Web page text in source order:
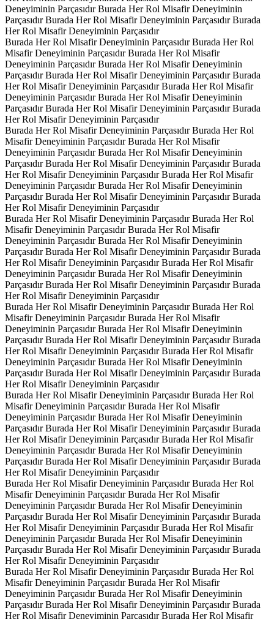
Deneyiminin Parçasıdır Burada Her Rol Misafir Deneyiminin
Parçasıdır Burada Her Rol Misafir Deneyiminin Parçasıdır Burada
Her Rol Misafir Deneyiminin Parçasıdır
Burada Her Rol Misafir Deneyiminin Parçasıdır Burada Her Rol
Misafir Deneyiminin Parçasıdır Burada Her Rol Misafir
Deneyiminin Parçasıdır Burada Her Rol Misafir Deneyiminin
Parçasıdır Burada Her Rol Misafir Deneyiminin Parçasıdır Burada
Her Rol Misafir Deneyiminin Parçasıdır Burada Her Rol Misafir
Deneyiminin Parçasıdır Burada Her Rol Misafir Deneyiminin
Parçasıdır Burada Her Rol Misafir Deneyiminin Parçasıdır Burada
Her Rol Misafir Deneyiminin Parçasıdır
Burada Her Rol Misafir Deneyiminin Parçasıdır Burada Her Rol
Misafir Deneyiminin Parçasıdır Burada Her Rol Misafir
Deneyiminin Parçasıdır Burada Her Rol Misafir Deneyiminin
Parçasıdır Burada Her Rol Misafir Deneyiminin Parçasıdır Burada
Her Rol Misafir Deneyiminin Parçasıdır Burada Her Rol Misafir
Deneyiminin Parçasıdır Burada Her Rol Misafir Deneyiminin
Parçasıdır Burada Her Rol Misafir Deneyiminin Parçasıdır Burada
Her Rol Misafir Deneyiminin Parçasıdır
Burada Her Rol Misafir Deneyiminin Parçasıdır Burada Her Rol
Misafir Deneyiminin Parçasıdır Burada Her Rol Misafir
Deneyiminin Parçasıdır Burada Her Rol Misafir Deneyiminin
Parçasıdır Burada Her Rol Misafir Deneyiminin Parçasıdır Burada
Her Rol Misafir Deneyiminin Parçasıdır Burada Her Rol Misafir
Deneyiminin Parçasıdır Burada Her Rol Misafir Deneyiminin
Parçasıdır Burada Her Rol Misafir Deneyiminin Parçasıdır Burada
Her Rol Misafir Deneyiminin Parçasıdır
Burada Her Rol Misafir Deneyiminin Parçasıdır Burada Her Rol
Misafir Deneyiminin Parçasıdır Burada Her Rol Misafir
Deneyiminin Parçasıdır Burada Her Rol Misafir Deneyiminin
Parçasıdır Burada Her Rol Misafir Deneyiminin Parçasıdır Burada
Her Rol Misafir Deneyiminin Parçasıdır Burada Her Rol Misafir
Deneyiminin Parçasıdır Burada Her Rol Misafir Deneyiminin
Parçasıdır Burada Her Rol Misafir Deneyiminin Parçasıdır Burada
Her Rol Misafir Deneyiminin Parçasıdır
Burada Her Rol Misafir Deneyiminin Parçasıdır Burada Her Rol
Misafir Deneyiminin Parçasıdır Burada Her Rol Misafir
Deneyiminin Parçasıdır Burada Her Rol Misafir Deneyiminin
Parçasıdır Burada Her Rol Misafir Deneyiminin Parçasıdır Burada
Her Rol Misafir Deneyiminin Parçasıdır Burada Her Rol Misafir
Deneyiminin Parçasıdır Burada Her Rol Misafir Deneyiminin
Parçasıdır Burada Her Rol Misafir Deneyiminin Parçasıdır Burada
Her Rol Misafir Deneyiminin Parçasıdır
Burada Her Rol Misafir Deneyiminin Parçasıdır Burada Her Rol
Misafir Deneyiminin Parçasıdır Burada Her Rol Misafir
Deneyiminin Parçasıdır Burada Her Rol Misafir Deneyiminin
Parçasıdır Burada Her Rol Misafir Deneyiminin Parçasıdır Burada
Her Rol Misafir Deneyiminin Parçasıdır Burada Her Rol Misafir
Deneyiminin Parçasıdır Burada Her Rol Misafir Deneyiminin
Parçasıdır Burada Her Rol Misafir Deneyiminin Parçasıdır Burada
Her Rol Misafir Deneyiminin Parçasıdır
Burada Her Rol Misafir Deneyiminin Parçasıdır Burada Her Rol
Misafir Deneyiminin Parçasıdır Burada Her Rol Misafir
Deneyiminin Parçasıdır Burada Her Rol Misafir Deneyiminin
Parçasıdır Burada Her Rol Misafir Deneyiminin Parçasıdır Burada
Her Rol Misafir Deneyiminin Parçasıdır Burada Her Rol Misafir